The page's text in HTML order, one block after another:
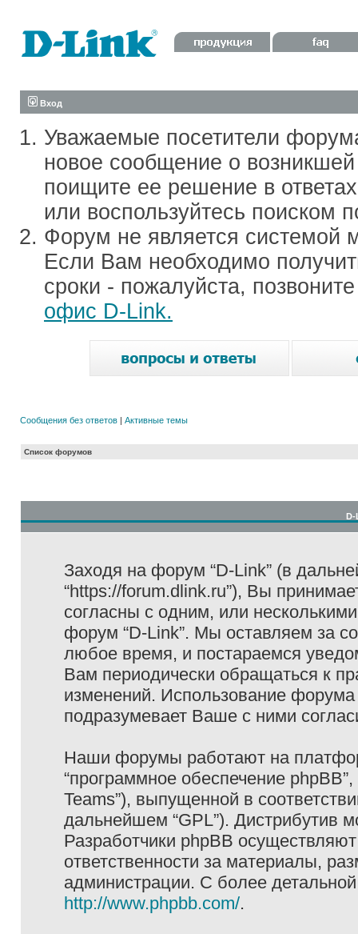
Вход
Уважаемые посетители
новое сообщение о
поищите ее решение в
или воспользуйтесь поиском
Форум не является системой
Если Вам необходимо
сроки - пожалуйста,
офис D-Link.
Сообщения без ответов | Активные темы
Список форумов
D-
Заходя на форум “D-Link” (в
“https://forum.dlink.ru”), Вы
согласны с одним, или
форум “D-Link”. Мы оставляем за
любое время, и постараемся
Вам периодически обращаться к
изменений. Использование
подразумевает Ваше с ними
Наши форумы работают на
“программное обеспечение
Teams”), выпущенной в
дальнейшем “GPL”). Дистрибутив
Разработчики phpBB
ответственности за материалы,
администрации. С более
http://www.phpbb.com/.